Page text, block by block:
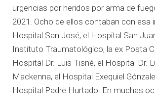
urgencias por heridos por arma de
2021. Ocho de ellos contaban con esa
Hospital San José, el Hospital San
Instituto Traumatológico, la ex Posta
Hospital Dr. Luis Tisné, el Hospital Dr.
Mackenna, el Hospital Exequiel
Hospital Padre Hurtado. En muchas